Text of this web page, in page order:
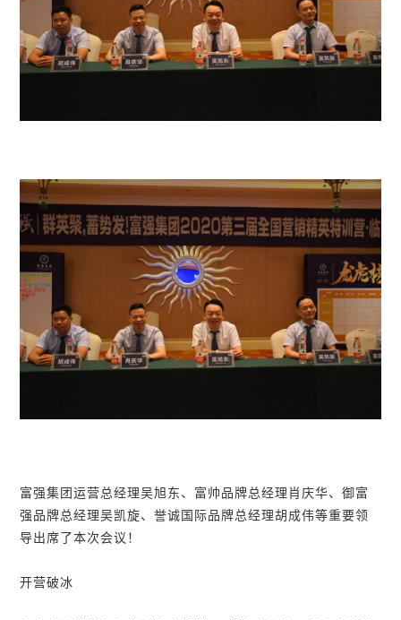
富强集团运营总经理吴旭东、富帅品牌总经理肖庆华、御富
强品牌总经理吴凯旋、誉诚国际品牌总经理胡成伟等重要领
导出席了本次会议！
开营破冰